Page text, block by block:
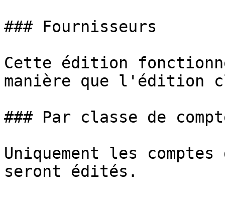
### Fournisseurs
Cette édition
manière que l'édition
### Par classe de
Uniquement les
seront édités.